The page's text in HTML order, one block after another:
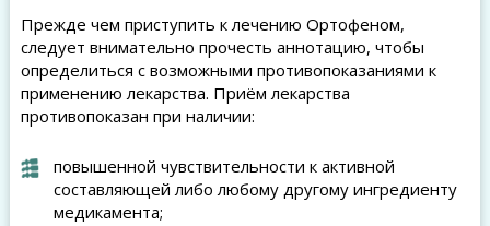
Прежде чем приступить к лечению Ортофеном,
следует внимательно прочесть аннотацию, чтобы
определиться с возможными противопоказаниями к
применению лекарства. Приём лекарства
противопоказан при наличии:
повышенной чувствительности к активной
составляющей либо любому другому ингредиенту
медикамента;